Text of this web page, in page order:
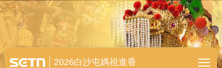
白沙屯媽祖進香全紀錄
2026白沙屯媽祖進香